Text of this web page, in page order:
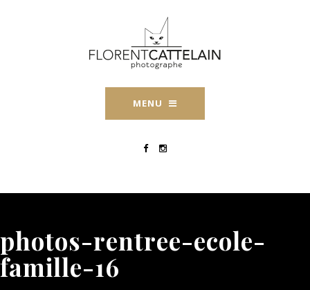
MENU
photos-rentree-ecole-
famille-16